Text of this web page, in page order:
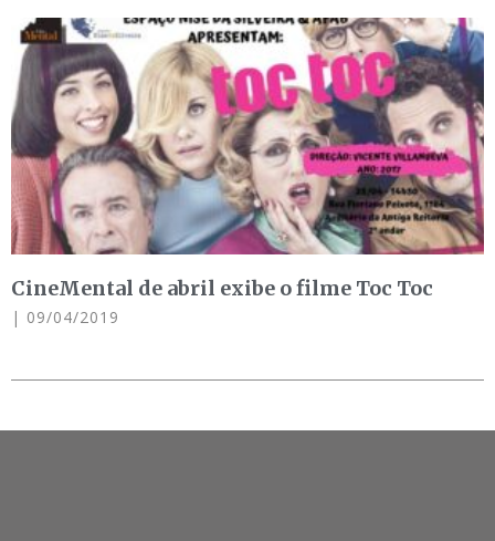
CineMental de abril exibe o filme Toc Toc
09/04/2019